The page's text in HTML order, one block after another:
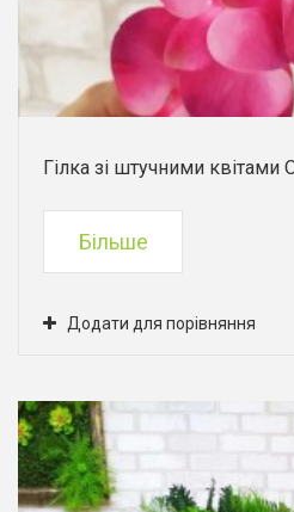
Гілка зі штучними квітами
Більше
Додати для порівняння